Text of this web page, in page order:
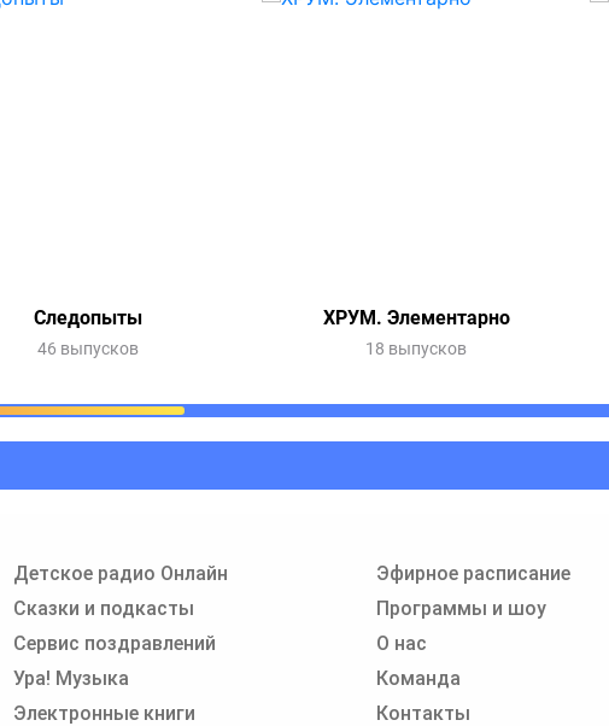
записи программ или сказок
Следопыты
46 выпусков
ХРУМ. Элементарно
18 выпусков
Детское радио Онлайн
Сказки и подкасты
Сервис поздравлений
Ура! Музыка
Электронные книги
Эфирное расписание
Программы и шоу
О нас
Команда
Контакты